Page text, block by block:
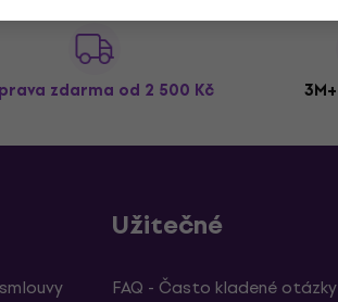
zdarma od 2 500 Kč
Užitečné
FAQ - Často kladené otázky